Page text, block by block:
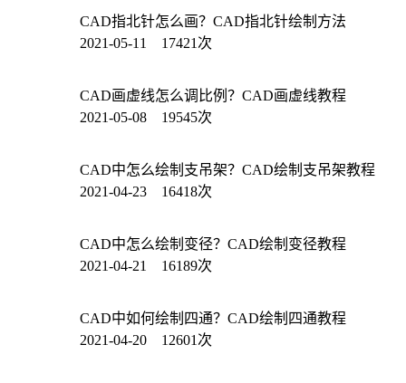
CAD指北针怎么画？CAD指北针绘制方法
2021-05-11 17421次
CAD画虚线怎么调比例？CAD画虚线教程
2021-05-08 19545次
CAD中怎么绘制支吊架？CAD绘制支吊架教程
2021-04-23 16418次
CAD中怎么绘制变径？CAD绘制变径教程
2021-04-21 16189次
CAD中如何绘制四通？CAD绘制四通教程
2021-04-20 12601次